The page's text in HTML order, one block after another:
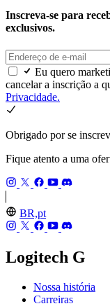
Inscreva-se para
exclusivos.
Eu quero
cancelar a inscrição a
Privacidade.
Obrigado por se
Fique atento a uma
BR,pt
Logitech G
Nossa história
Carreiras